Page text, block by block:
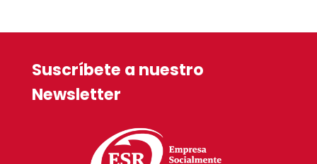
Suscríbete a nuestro
Newsletter